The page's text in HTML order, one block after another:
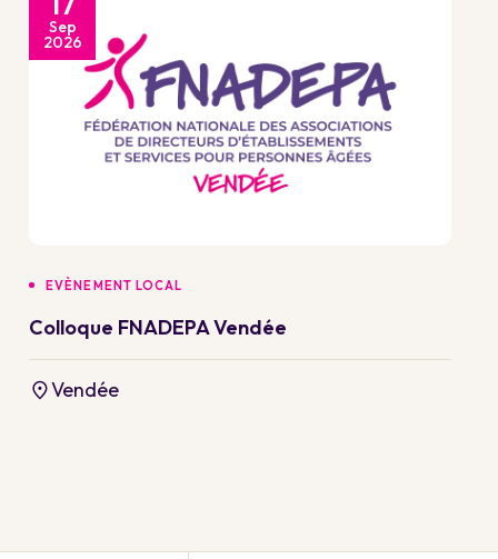
Sep
2026
EVÈNEMENT LOCAL
Colloque FNADEPA Vendée
Vendée